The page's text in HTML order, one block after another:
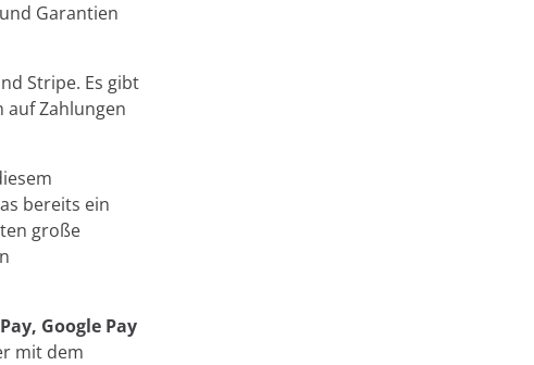
Garantien
Stripe. Es gibt
auf Zahlungen
bereits ein
große
Google Pay
mit dem